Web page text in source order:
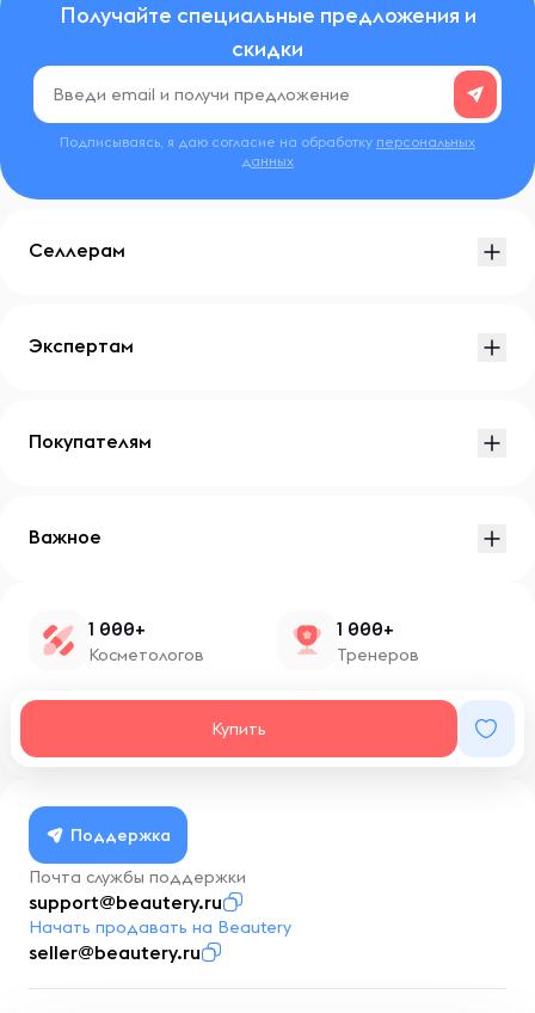
Получайте специальные предложения и
скидки
Подписываясь, я даю согласие на обработку персональных
данных
Купить
Селлерам
Экспертам
Покупателям
Важное
1 000+
Косметологов
1 000+
Тренеров
1 500+
Нутрициологов
100+
Поддержка
Почта службы поддержки
support@beautery.ru
Начать продавать на Beautery
seller@beautery.ru